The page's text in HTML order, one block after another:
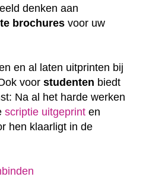
denken aan
brochures voor uw
en al laten uitprinten bij
voor studenten biedt
Na al het harde werken
scriptie uitgeprint en
hen klaarligt in de